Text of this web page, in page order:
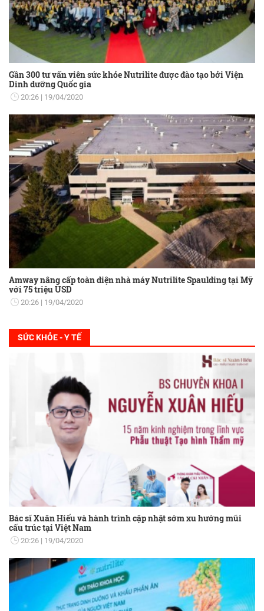
Gần 300 tư vấn viên sức khỏe Nutrilite được đào tạo bởi Viện
Dinh dưỡng Quốc gia
20:26 19/04/2020
Amway nâng cấp toàn diện nhà máy Nutrilite Spaulding tại Mỹ
với 75 triệu USD
20:26 19/04/2020
SỨC KHỎE - Y TẾ
Bác sĩ Xuân Hiếu và hành trình cập nhật sớm xu hướng mũi
cấu trúc tại Việt Nam
20:26 19/04/2020